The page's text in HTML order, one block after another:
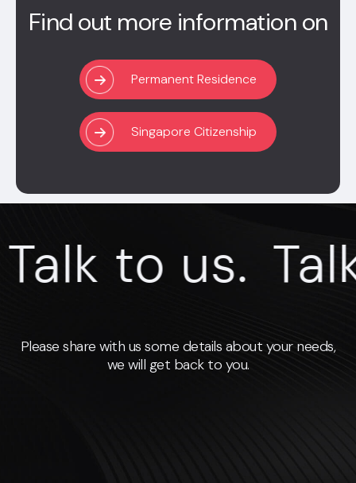
Find out more information on
Permanent Residence
Singapore Citizenship
to us. Talk
Please share with us some details about your needs,
we will get back to you.